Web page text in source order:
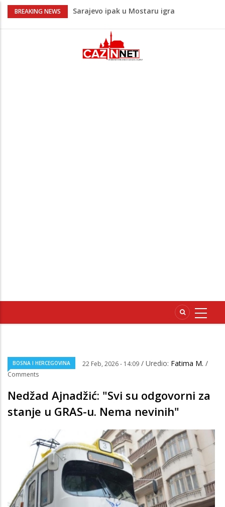
BREAKING NEWS
Sarajevo ipak u Mostaru igra
Premijer lige BiH
Lepa Brena pala na koncertu u Budvi
nakon kultnog zamaha nogom: "Nisi bio
BOSNA I HERCEGOVINA 22 Feb, 2026 - 14:09 / Uredio: Fatima M. /
Comments
Nedžad Ajnadžić: "Svi su odgovorni za
stanje u GRAS-u. Nema nevinih"